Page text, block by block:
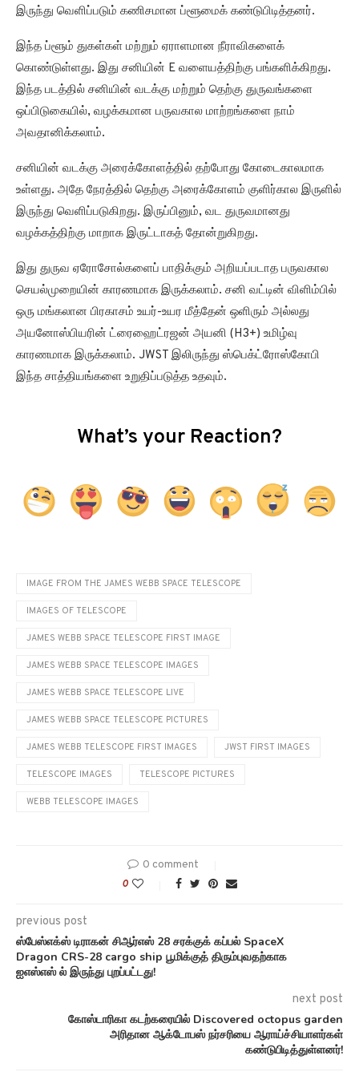
இருந்து வெளிப்படும் கணிசமான ப்ளூமைக் கண்டுபிடித்தனர்.
இந்த ப்ளூம் துகள்கள் மற்றும் ஏராளமான நீராவிகளைக்
கொண்டுள்ளது. இது சனியின் E வளையத்திற்கு பங்களிக்கிறது.
இந்த படத்தில் சனியின் வடக்கு மற்றும் தெற்கு துருவங்களை
ஒப்பிடுகையில், வழக்கமான பருவகால மாற்றங்களை நாம்
அவதானிக்கலாம்.
சனியின் வடக்கு அரைக்கோளத்தில் தற்போது கோடைகாலமாக
உள்ளது. அதே நேரத்தில் தெற்கு அரைக்கோளம் குளிர்கால இருளில்
இருந்து வெளிப்படுகிறது. இருப்பினும், வட துருவமானது
வழக்கத்திற்கு மாறாக இருட்டாகத் தோன்றுகிறது.
இது துருவ ஏரோசோல்களைப் பாதிக்கும் அறியப்படாத பருவகால
செயல்முறையின் காரணமாக இருக்கலாம். சனி வட்டின் விளிம்பில்
ஒரு மங்கலான பிரகாசம் உயர்-உயர மீத்தேன் ஒளிரும் அல்லது
அயனோஸ்பியரின் ட்ரைஹைட்ரஜன் அயனி (H3+) உமிழ்வு
காரணமாக இருக்கலாம். JWST இலிருந்து ஸ்பெக்ட்ரோஸ்கோபி
இந்த சாத்தியங்களை உறுதிப்படுத்த உதவும்.
What’s your Reaction?
IMAGE FROM THE JAMES WEBB SPACE TELESCOPE
IMAGES OF TELESCOPE
JAMES WEBB SPACE TELESCOPE FIRST IMAGE
JAMES WEBB SPACE TELESCOPE IMAGES
JAMES WEBB SPACE TELESCOPE LIVE
JAMES WEBB SPACE TELESCOPE PICTURES
JAMES WEBB TELESCOPE FIRST IMAGES JWST FIRST IMAGES
TELESCOPE IMAGES TELESCOPE PICTURES
WEBB TELESCOPE IMAGES
0 comment
0
previous post
ஸ்பேஸ்எக்ஸ் டிராகன் சிஆர்எஸ் 28 சரக்குக் கப்பல் SpaceX
Dragon CRS-28 cargo ship பூமிக்குத் திரும்புவதற்காக
ஐஎஸ்எஸ் ல் இருந்து புறப்பட்டது!
next post
கோஸ்டாரிகா கடற்கரையில் Discovered octopus garden
அரிதான ஆக்டோபஸ் நர்சரியை ஆராய்ச்சியாளர்கள்
கண்டுபிடித்துள்ளனர்!